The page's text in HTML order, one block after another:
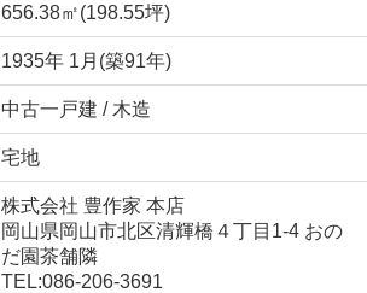
656.38㎡(198.55坪)
1935年 1月(築91年)
中古一戸建 / 木造
宅地
株式会社 豊作家 本店
岡山県岡山市北区清輝橋４丁目1-4 おの
だ園茶舗隣
TEL:086-206-3691